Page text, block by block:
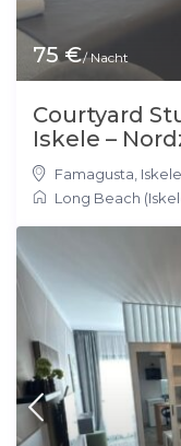
75 €/ Nacht
Courtyard
Iskele –
Famagusta Iskele
Long Beach